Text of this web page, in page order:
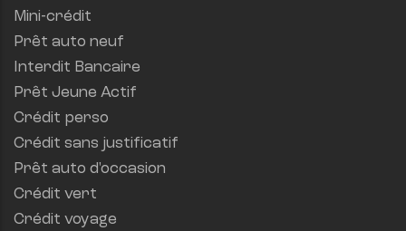
Mini-crédit
Prêt auto neuf
Interdit Bancaire
Prêt Jeune Actif
Crédit perso
Crédit sans justificatif
Prêt auto d'occasion
Crédit vert
Crédit voyage